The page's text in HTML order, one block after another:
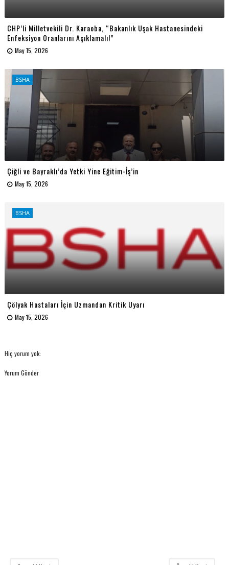
CHP’li Milletvekili Dr. Karaoba, “Bakanlık Uşak Hastanesindeki
Enfeksiyon Oranlarını Açıklamalı!”
May 15, 2026
BSHA
Çiğli ve Bayraklı’da Yetki Yine Eğitim-İş’in
May 15, 2026
BSHA
Çölyak Hastaları İçin Uzmandan Kritik Uyarı
May 15, 2026
Hiç yorum yok:
Yorum Gönder